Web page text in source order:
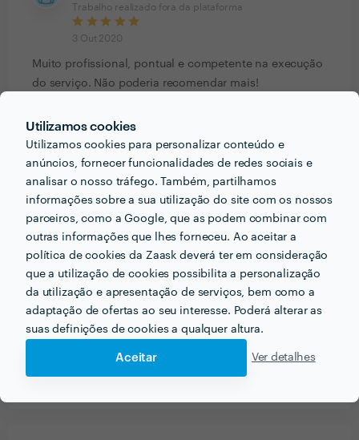
Utilizamos cookies
Utilizamos cookies para personalizar conteúdo e
anúncios, fornecer funcionalidades de redes sociais e
analisar o nosso tráfego. Também, partilhamos
informações sobre a sua utilização do site com os nossos
parceiros, como a Google, que as podem combinar com
outras informações que lhes forneceu. Ao aceitar a
política de cookies da Zaask deverá ter em consideração
que a utilização de cookies possibilita a personalização
da utilização e apresentação de serviços, bem como a
adaptação de ofertas ao seu interesse. Poderá alterar as
suas definições de cookies a qualquer altura.
Aceitar Ver detalhes
Trabalho realizado fora da plataforma
3 Out 2020
Muito profissional, pontual e competente na execução
do serviço. Não poderia recomendar mais!
José Medeiros symbron neto
Trabalho realizado fora da plataforma
É uma profissional super atenciosa, recomendo...
Prestativa e faz o trabalho da forma em que eu
precisava.
Francieska Almeida
Trabalho realizado fora da plataforma
1 Out 2020
Excelente profissional, assídua, organizada e muito
caprichosa. Recomendo!